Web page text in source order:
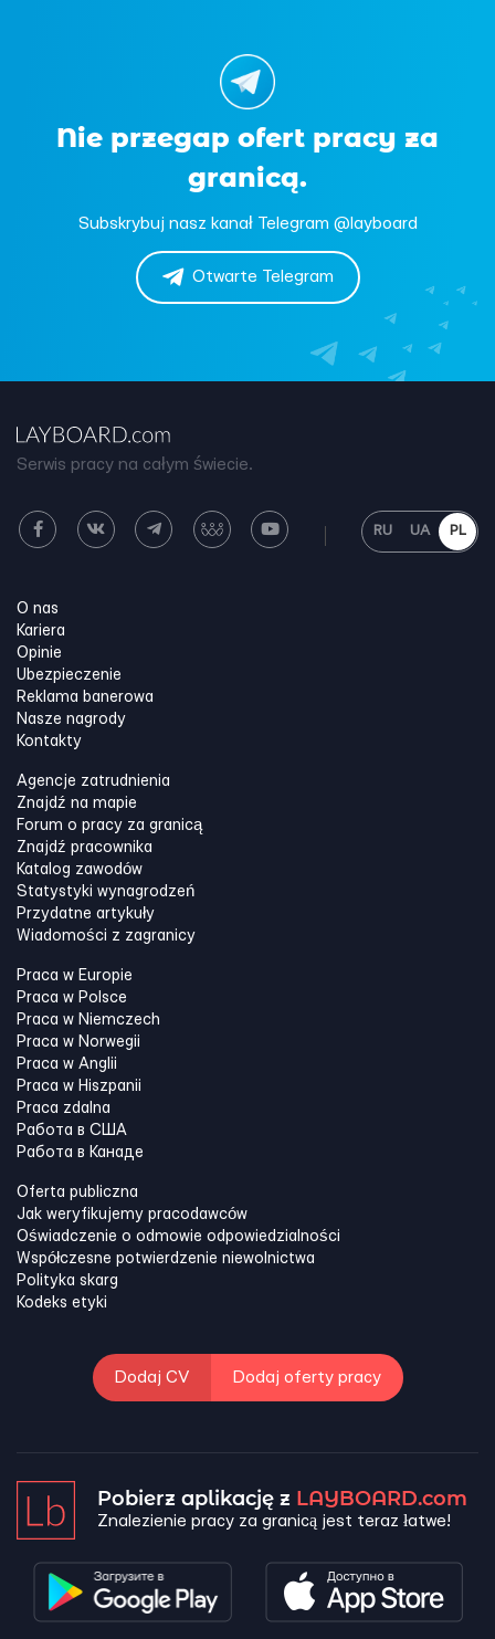
Nie przegap ofert pracy za
granicą.
Subskrybuj nasz kanał Telegram @layboard
Otwarte Telegram
Serwis pracy na całym świecie.
RU UA PL
O nas
Kariera
Opinie
Ubezpieczenie
Reklama banerowa
Nasze nagrody
Kontakty
Agencje zatrudnienia
Znajdź na mapie
Forum o pracy za granicą
Znajdź pracownika
Katalog zawodów
Statystyki wynagrodzeń
Przydatne artykuły
Wiadomości z zagranicy
Praca w Europie
Praca w Polsce
Praca w Niemczech
Praca w Norwegii
Praca w Anglii
Praca w Hiszpanii
Praca zdalna
Работа в США
Работа в Канадe
Oferta publiczna
Jak weryfikujemy pracodawców
Oświadczenie o odmowie odpowiedzialności
Współczesne potwierdzenie niewolnictwa
Polityka skarg
Kodeks etyki
Dodaj CV Dodaj oferty pracy
Pobierz aplikację z LAYBOARD.com
Znalezienie pracy za granicą jest teraz łatwe!